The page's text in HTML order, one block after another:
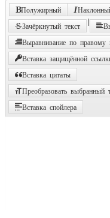
Полужирный
Зачёркнутый текст
Выравнивание по правому
Вставка защищённой
Вставка цитаты
Преобразовать выбранный
Вставка спойлера